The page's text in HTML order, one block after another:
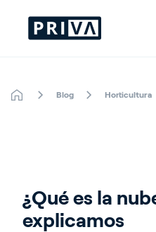
Blog Horticultura
¿Qué es la
explicamos